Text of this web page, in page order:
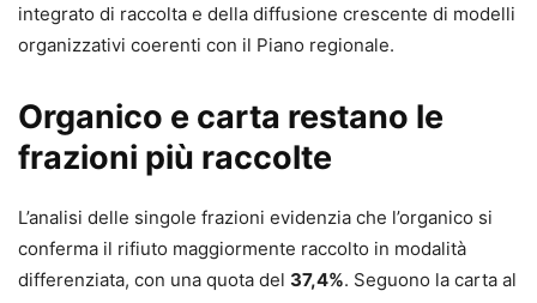
integrato di raccolta e della diffusione crescente di modelli
organizzativi coerenti con il Piano regionale.
Organico e carta restano le
frazioni più raccolte
L’analisi delle singole frazioni evidenzia che l’organico si
conferma il rifiuto maggiormente raccolto in modalità
differenziata, con una quota del 37,4%. Seguono la carta al